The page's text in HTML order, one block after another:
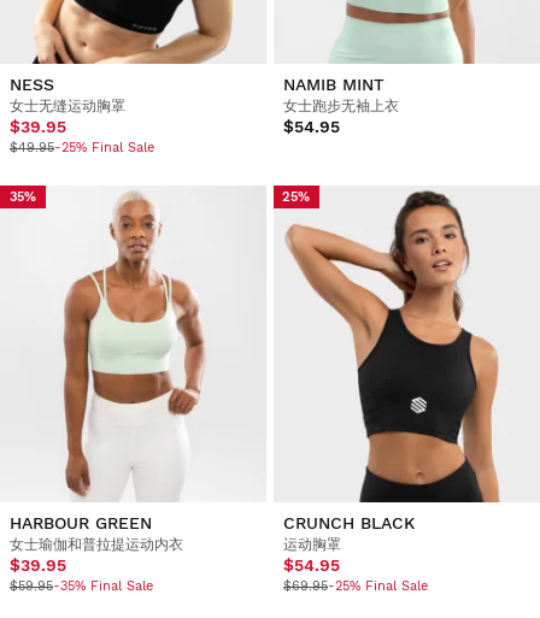
NESS
女士无缝运动胸罩
$39.95
$49.95-25% Final Sale
NAMIB MINT
女士跑步无袖上衣
$54.95
35%
HARBOUR GREEN
女士瑜伽和普拉提运动内衣
$39.95
$59.95-35% Final Sale
25%
CRUNCH BLACK
运动胸罩
$54.95
$69.95-25% Final Sale